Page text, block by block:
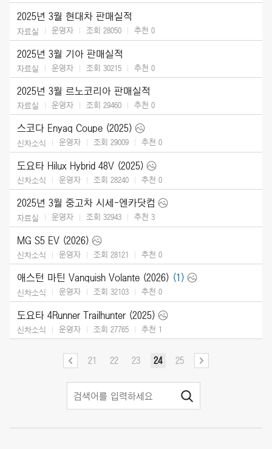
2025년 3월 현대차 판매실적
자료실 운영자 조회 28050 추천 0
2025년 3월 기아 판매실적
자료실 운영자 조회 30215 추천 0
2025년 3월 르노코리아 판매실적
자료실 운영자 조회 29460 추천 0
스코다 Enyaq Coupe (2025)
신차소식 운영자 조회 29009 추천 0
도요타 Hilux Hybrid 48V (2025)
신차소식 운영자 조회 28240 추천 0
2025년 3월 중고차 시세-엔카닷컴
자료실 운영자 조회 32943 추천 3
MG S5 EV (2026)
신차소식 운영자 조회 28121 추천 0
애스턴 마틴 Vanquish Volante (2026) (1)
신차소식 운영자 조회 32103 추천 0
도요타 4Runner Trailhunter (2025)
신차소식 운영자 조회 27765 추천 1
21 22 23 24 25